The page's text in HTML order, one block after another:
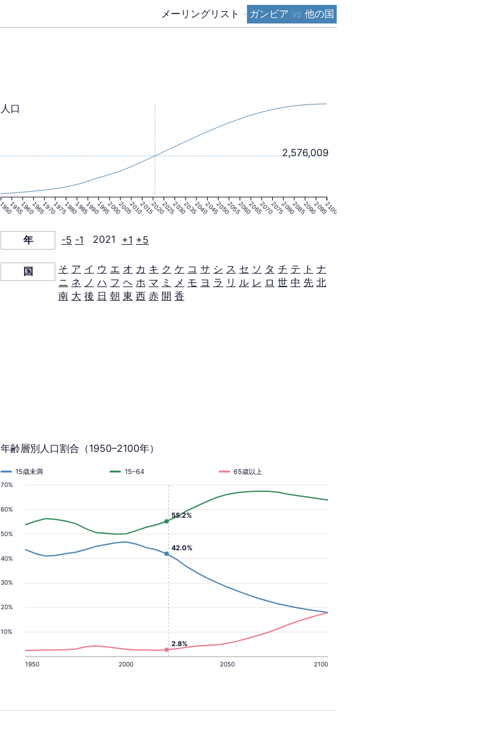
メーリングリスト - ガンビア vs 他の国
1950195519601965197019751980198519901995200020052010201520202025203020352040204520502055206020652070207520802085209020952100
2,576,009
人口
年 -5 -1 2021 +1 +5
国 そ ア イ ウ エ オ カ キ ク ケ コ サ シ ス セ ソ タ チ テ ト ナ
ニ ネ ノ ハ フ ヘ ホ マ ミ メ モ ヨ ラ リ ル レ ロ 世 中 先 北
南 大 後 日 朝 東 西 赤 開 香
年齢層別人口割合（1950–2100年）
10%
20%
30%
40%
50%
60%
70%
1950 2000 2050 2100
15歳未満 15–64 65歳以上
42.0%
2.8%
55.2%